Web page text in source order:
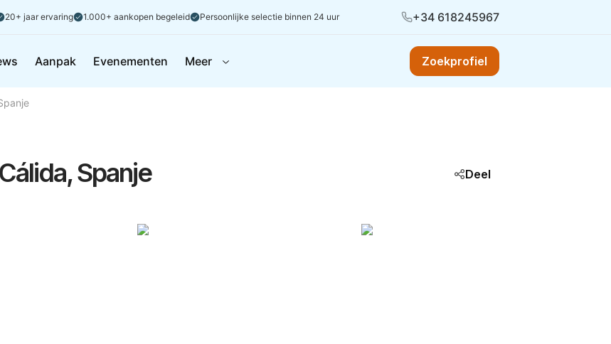
20+ jaar ervaring 1.000+ aankopen begeleid Persoonlijke selectie binnen 24 uur +34 618245967
Aanpak Evenementen Meer Zoekprofiel
Spanje Deel